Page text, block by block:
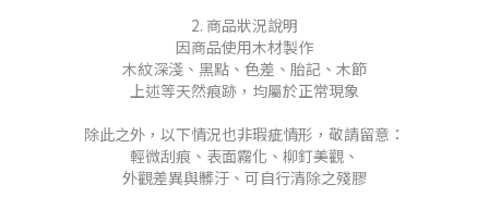
2. 商品狀況說明
因商品使用木材製作
木紋深淺、黑點、色差、胎記、木節
上述等天然痕跡，均屬於正常現象
除此之外，以下情況也非瑕疵情形，敬請留意：
輕微刮痕、表面霧化、柳釘美觀、
外觀差異與髒汙、可自行清除之殘膠